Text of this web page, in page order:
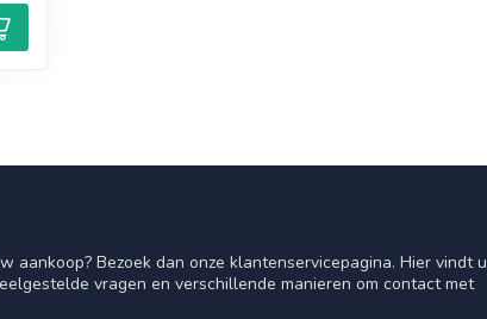
aankoop? Bezoek dan onze klantenservicepagina. Hier vindt u
vragen en verschillende manieren om contact met